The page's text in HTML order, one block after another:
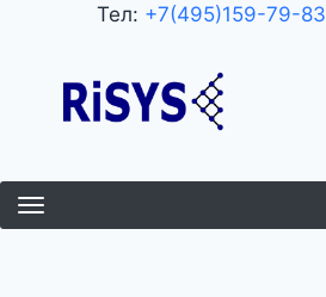
основному
содержанию
Тел: +7(495)159-79-83